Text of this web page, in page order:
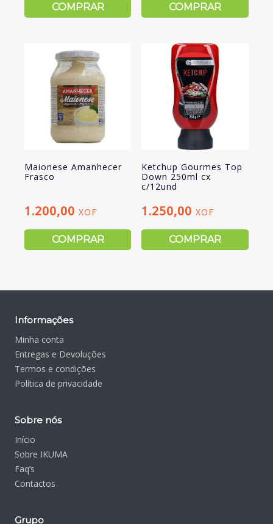
COMPRAR COMPRAR
Maionese Amanhecer
Frasco
1.200,00 XOF
COMPRAR
Ketchup Gourmes Top
Down 250ml cx
c/12und
1.250,00XOF
COMPRAR
Informações
Minha conta
Entregas e Devoluções
Termos e condições
Política de privacidade
Sobre nós
Início
Sobre IKUMA
Faq’s
Contactos
Grupo